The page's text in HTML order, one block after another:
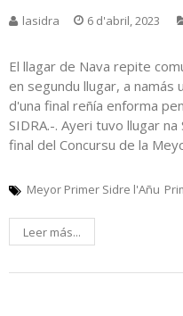
lasidra 6 d'abril, 2023
El llagar de Nava repite
en segundu llugar, a namás
d'una final reñía enforma
SIDRA.-. Ayeri tuvo llugar
final del Concursu de la
Meyor Primer Sidre l'Añu
Leer más...